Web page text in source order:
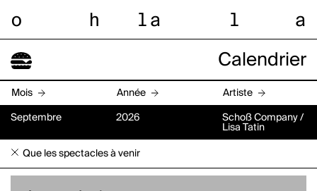
o h l a l a
Calendrier
Mois Année Artiste
Septembre 2026
Schoß Company /
Lisa Tatin
Que les spectacles à venir